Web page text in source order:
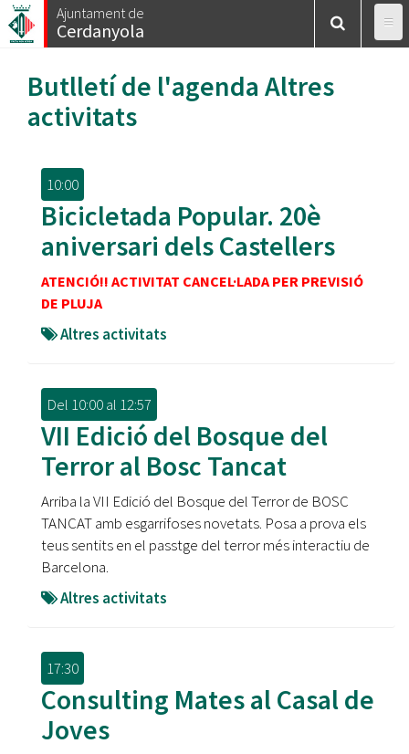
Vés
al
Ajuntament de
Cerdanyola
Butlletí de l'agenda Altres
activitats
10:00
Bicicletada Popular. 20è
aniversari dels Castellers
ATENCIÓ!! ACTIVITAT CANCEL·LADA PER PREVISIÓ
DE PLUJA
Altres activitats
Del 10:00al 12:57
VII Edició del Bosque del
Terror al Bosc Tancat
Arriba la VII Edició del Bosque del Terror de BOSC
TANCAT amb esgarrifoses novetats. Posa a prova els
teus sentits en el passtge del terror més interactiu de
Barcelona.
Altres activitats
17:30
Consulting Mates al Casal de
Joves